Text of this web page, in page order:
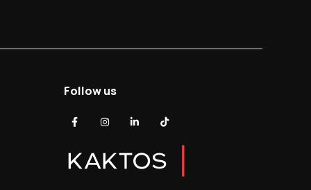
Follow us